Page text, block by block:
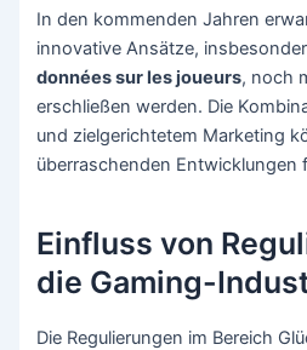
In den kommenden Jahren
innovative Ansätze,
données sur les joueurs, noch
erschließen werden. Die
und zielgerichtetem Marketing
überraschenden Entwicklungen
Einfluss von
die Gaming-
Die Regulierungen im Bereich